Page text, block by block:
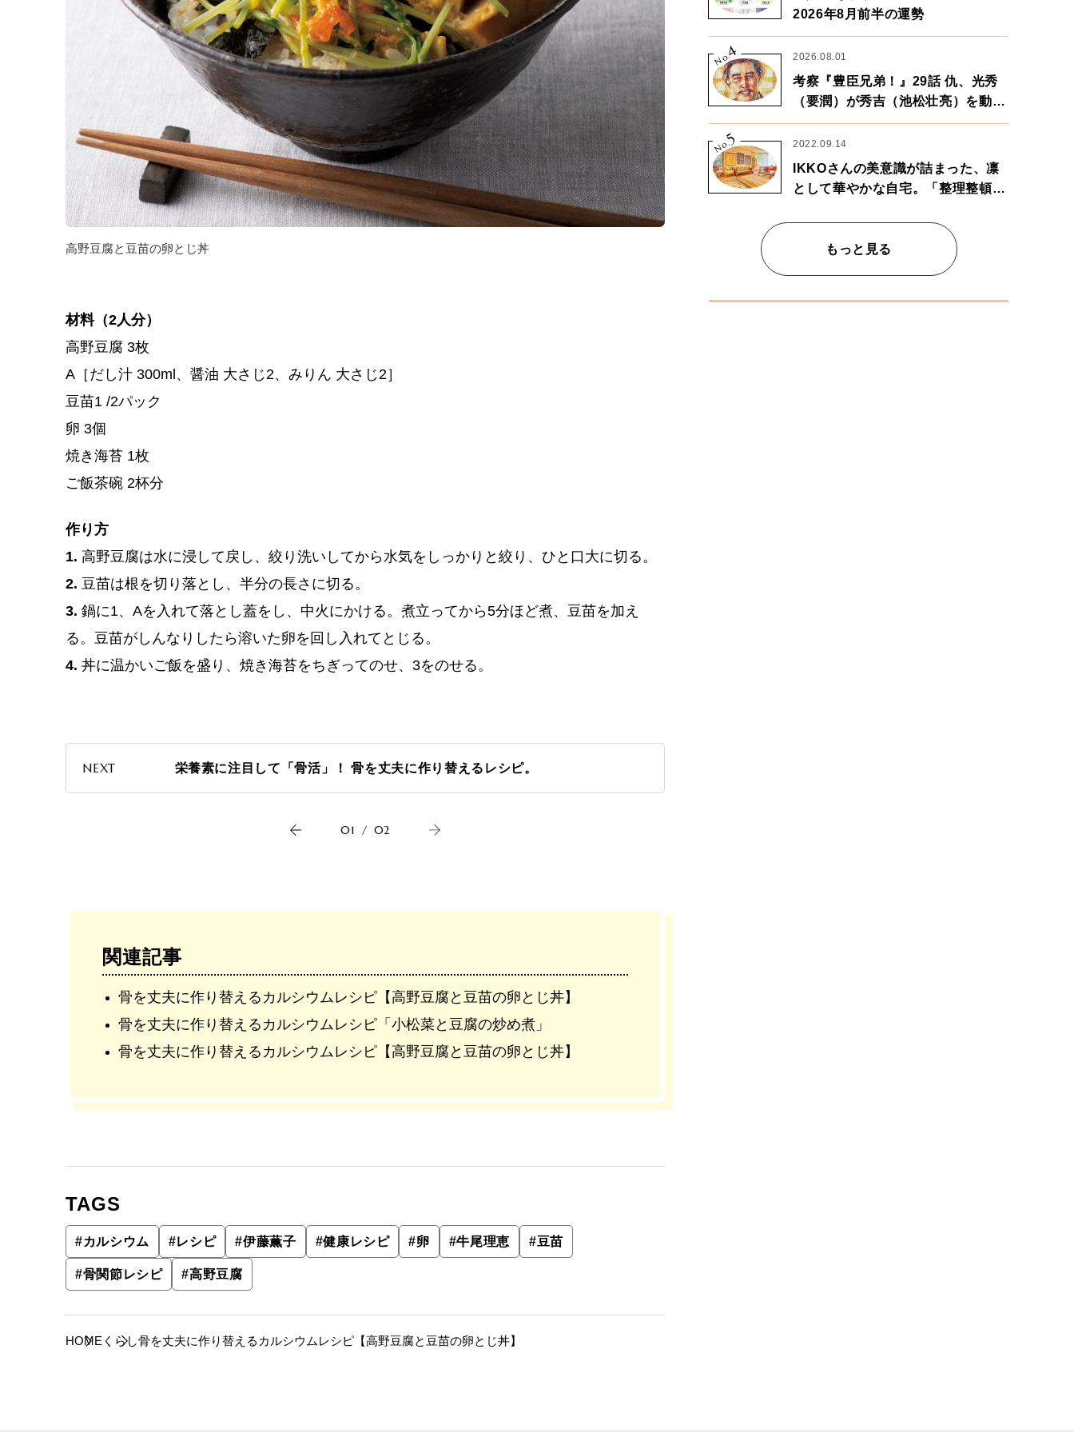
高野豆腐と豆苗の卵とじ丼
材料（2人分）
高野豆腐 3枚
A［だし汁 300ml、醤油 大さじ2、みりん 大さじ2］
豆苗1 /2パック
卵 3個
焼き海苔 1枚
ご飯茶碗 2杯分
作り方
1. 高野豆腐は水に浸して戻し、絞り洗いしてから水気をしっかりと絞り、ひと口大に切る。
2. 豆苗は根を切り落とし、半分の長さに切る。
3. 鍋に1、Aを入れて落とし蓋をし、中火にかける。煮立ってから5分ほど煮、豆苗を加え
る。豆苗がしんなりしたら溶いた卵を回し入れてとじる。
4. 丼に温かいご飯を盛り、焼き海苔をちぎってのせ、3をのせる。
NEXT 栄養素に注目して「骨活」！ 骨を丈夫に作り替えるレシピ。
01 / 02
関連記事
骨を丈夫に作り替えるカルシウムレシピ【高野豆腐と豆苗の卵とじ丼】
骨を丈夫に作り替えるカルシウムレシピ「小松菜と豆腐の炒め煮」
骨を丈夫に作り替えるカルシウムレシピ【高野豆腐と豆苗の卵とじ丼】
TAGS
#カルシウム #レシピ #伊藤薫子 #健康レシピ #卵 #牛尾理恵 #豆苗
#骨関節レシピ #高野豆腐
HOME くらし骨を丈夫に作り替えるカルシウムレシピ【高野豆腐と豆苗の卵とじ丼】
2026年8月前半の運勢
No.
4 2026.08.01
考察『豊臣兄弟！』29話 仇、光秀
（要潤）が秀吉（池松壮亮）を動か
す。天下に向けた兄弟の分岐点。
No.
5 2022.09.14
IKKOさんの美意識が詰まった、凛
として華やかな自宅。「整理整頓は
もっと見る